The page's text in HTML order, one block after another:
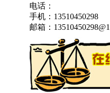
电话：
手机：13510450298
邮箱：